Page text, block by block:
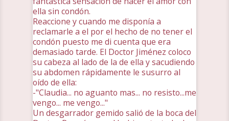
ella sin condón.
Reaccione y cuando me disponía a
reclamarle a el por el hecho de no tener el
condón puesto me di cuenta que era
demasiado tarde. El Doctor Jiménez coloco
su cabeza al lado de la de ella y sacudiendo
su abdomen rápidamente le susurro al
oído de ella:
-"Claudia... no aguanto mas... no resisto...me
vengo... me vengo..."
Un desgarrador gemido salió de la boca del